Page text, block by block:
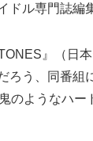
ドル専門誌編
』（日本
ろう、同番組
のようなハー